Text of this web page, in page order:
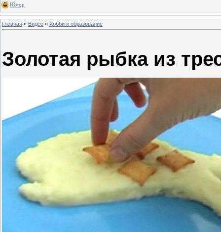
Юмор
Главная » Видео » Хобби и образование
Золотая рыбка из